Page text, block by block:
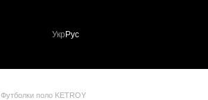
Укр Рус
Футболки поло KETROY